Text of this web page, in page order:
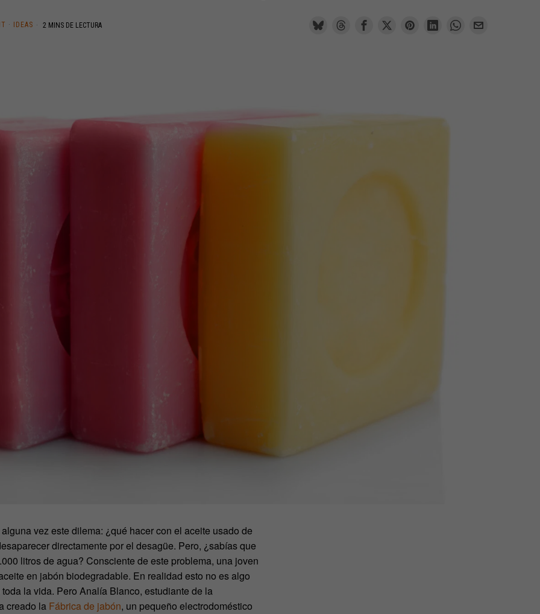
· IDEAS 2 MINS DE LECTURA
vez este dilema: ¿qué hacer con el aceite usado de
directamente por el desagüe. Pero, ¿sabías que
litros de agua? Consciente de este problema, una joven
en jabón biodegradable. En realidad esto no es algo
la vida. Pero Analía Blanco, estudiante de la
creado la Fábrica de jabón, un pequeño electrodoméstico